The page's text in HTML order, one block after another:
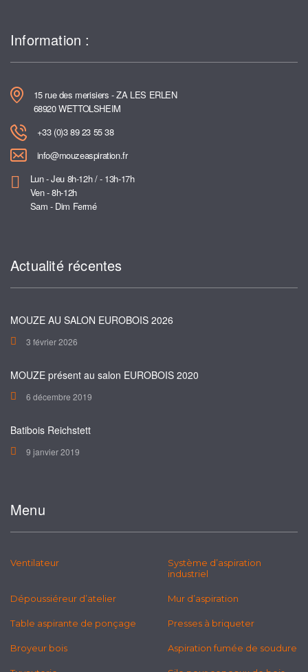
Information :
15 rue des merisiers - ZA LES ERLEN
68920 WETTOLSHEIM
+33 (0)3 89 23 55 38
info@mouzeaspiration.fr
Lun - Jeu 8h-12h / - 13h-17h
Ven - 8h-12h
Sam - Dim Fermé
Actualité récentes
MOUZE AU SALON EUROBOIS 2026
3 février 2026
MOUZE présent au salon EUROBOIS 2020
6 décembre 2019
Batibois Reichstett
9 janvier 2019
Menu
Ventilateur
Système d’aspiration
industriel
Dépoussiéreur d’atelier Mur d’aspiration
Table aspirante de ponçage Presses à briqueter
Broyeur bois Aspiration fumée de soudure